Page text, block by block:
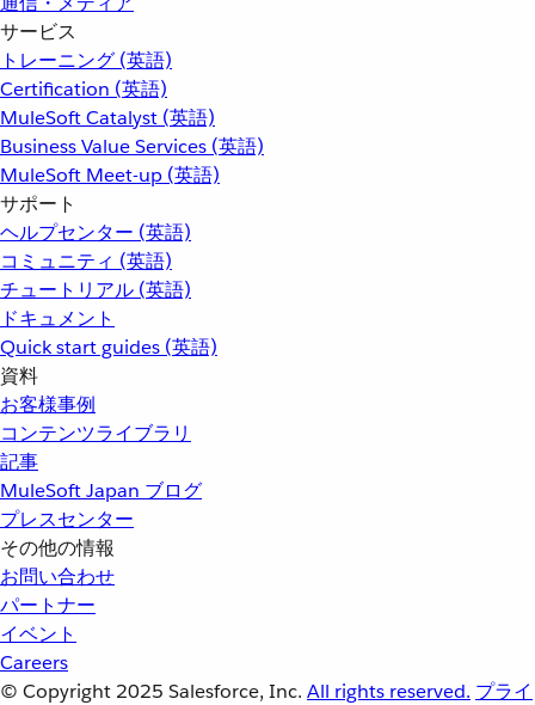
サービス
トレーニング (英語)
Certification (英語)
MuleSoft Catalyst (英語)
Business Value Services (英語)
MuleSoft Meet-up (英語)
サポート
ヘルプセンター (英語)
コミュニティ (英語)
チュートリアル (英語)
ドキュメント
Quick start guides (英語)
資料
お客様事例
コンテンツライブラリ
記事
MuleSoft Japan ブログ
プレスセンター
その他の情報
お問い合わせ
パートナー
イベント
Careers
© Copyright 2025 Salesforce, Inc. All rights reserved. プライ